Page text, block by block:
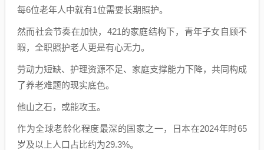
每6位老年人中就有1位需要长期照护。
然而社会节奏在加快，421的家庭结构下，青年子女自顾不
暇，全职照护老人更是有心无力。
劳动力短缺、护理资源不足、家庭支撑能力下降，共同构成
了养老难题的现实底色。
他山之石，或能攻玉。
作为全球老龄化程度最深的国家之一，日本在2024年时65
岁及以上人口占比约为29.3%。